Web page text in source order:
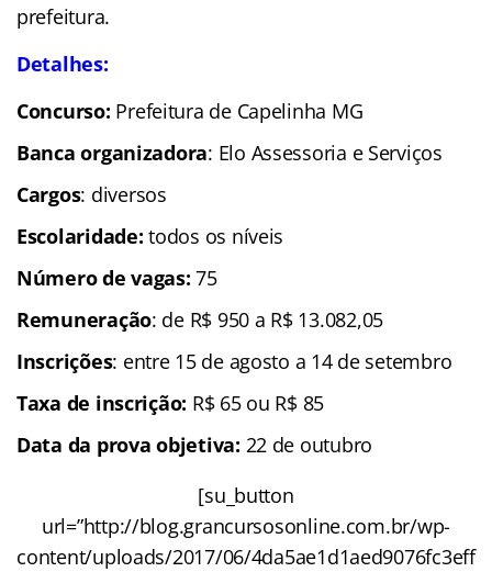
prefeitura.
Detalhes:
Concurso: Prefeitura de Capelinha MG
Banca organizadora: Elo Assessoria e Serviços
Cargos: diversos
Escolaridade:todos os níveis
Número de vagas:75
Remuneração: de R$ 950 a R$ 13.082,05
Inscrições: entre 15 de agosto a 14 de setembro
Taxa de inscrição: R$ 65 ou R$ 85
Data da prova objetiva: 22 de outubro
[su_button
url=”http://blog.grancursosonline.com.br/wp-
content/uploads/2017/06/4da5ae1d1aed9076fc3eff